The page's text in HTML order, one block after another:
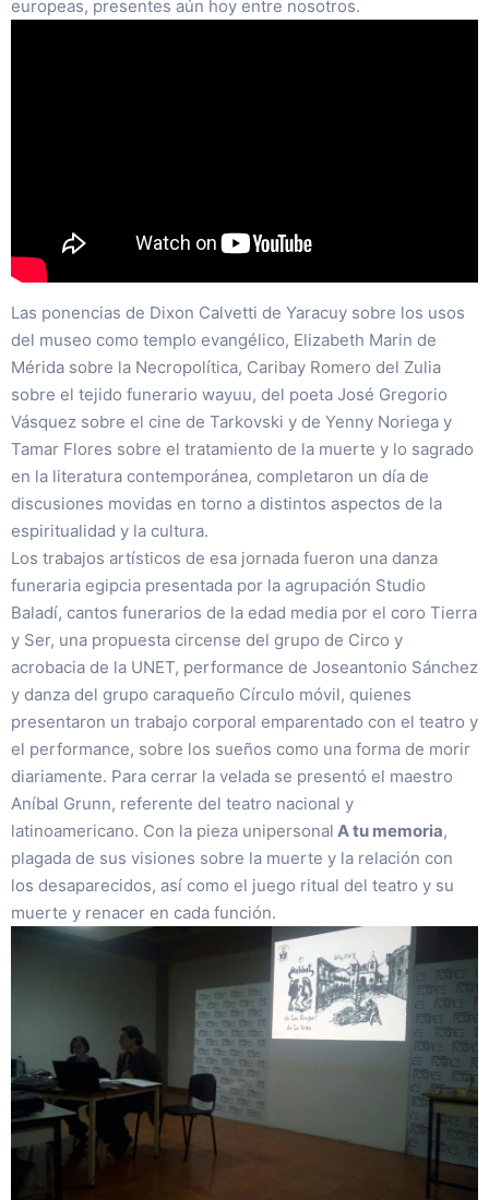
europeas, presentes aún hoy entre nosotros.
Las ponencias de Dixon Calvetti de Yaracuy sobre los usos
del museo como templo evangélico, Elizabeth Marin de
Mérida sobre la Necropolítica, Caribay Romero del Zulia
sobre el tejido funerario wayuu, del poeta José Gregorio
Vásquez sobre el cine de Tarkovski y de Yenny Noriega y
Tamar Flores sobre el tratamiento de la muerte y lo sagrado
en la literatura contemporánea, completaron un día de
discusiones movidas en torno a distintos aspectos de la
espiritualidad y la cultura.
Los trabajos artísticos de esa jornada fueron una danza
funeraria egipcia presentada por la agrupación Studio
Baladí, cantos funerarios de la edad media por el coro Tierra
y Ser, una propuesta circense del grupo de Circo y
acrobacia de la UNET, performance de Joseantonio Sánchez
y danza del grupo caraqueño Círculo móvil, quienes
presentaron un trabajo corporal emparentado con el teatro y
el performance, sobre los sueños como una forma de morir
diariamente. Para cerrar la velada se presentó el maestro
Aníbal Grunn, referente del teatro nacional y
latinoamericano. Con la pieza unipersonal A tu memoria,
plagada de sus visiones sobre la muerte y la relación con
los desaparecidos, así como el juego ritual del teatro y su
muerte y renacer en cada función.